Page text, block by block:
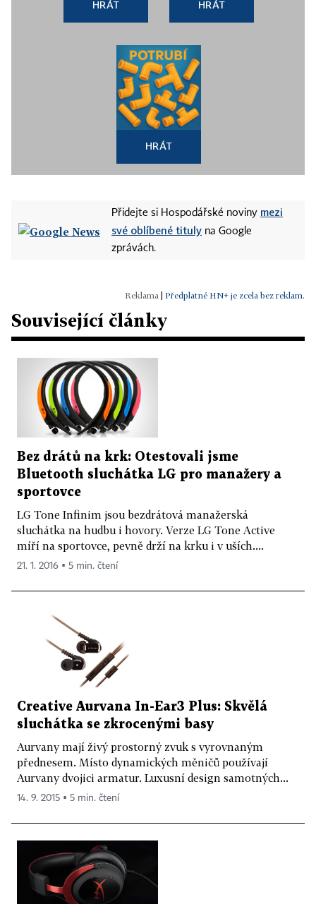
HRÁT HRÁT
HRÁT
Přidejte si Hospodářské noviny mezi
své oblíbené tituly na Google
zprávách.
Předplatné HN+ je zcela bez reklam.
Související články
Bez drátů na krk: Otestovali jsme
Bluetooth sluchátka LG pro manažery a
sportovce
LG Tone Infinim jsou bezdrátová manažerská
sluchátka na hudbu i hovory. Verze LG Tone Active
míří na sportovce, pevně drží na krku i v uších....
21. 1. 2016 ▪ 5 min. čtení
Creative Aurvana In-Ear3 Plus: Skvělá
sluchátka se zkrocenými basy
Aurvany mají živý prostorný zvuk s vyrovnaným
přednesem. Místo dynamických měničů používají
Aurvany dvojici armatur. Luxusní design samotných...
14. 9. 2015 ▪ 5 min. čtení